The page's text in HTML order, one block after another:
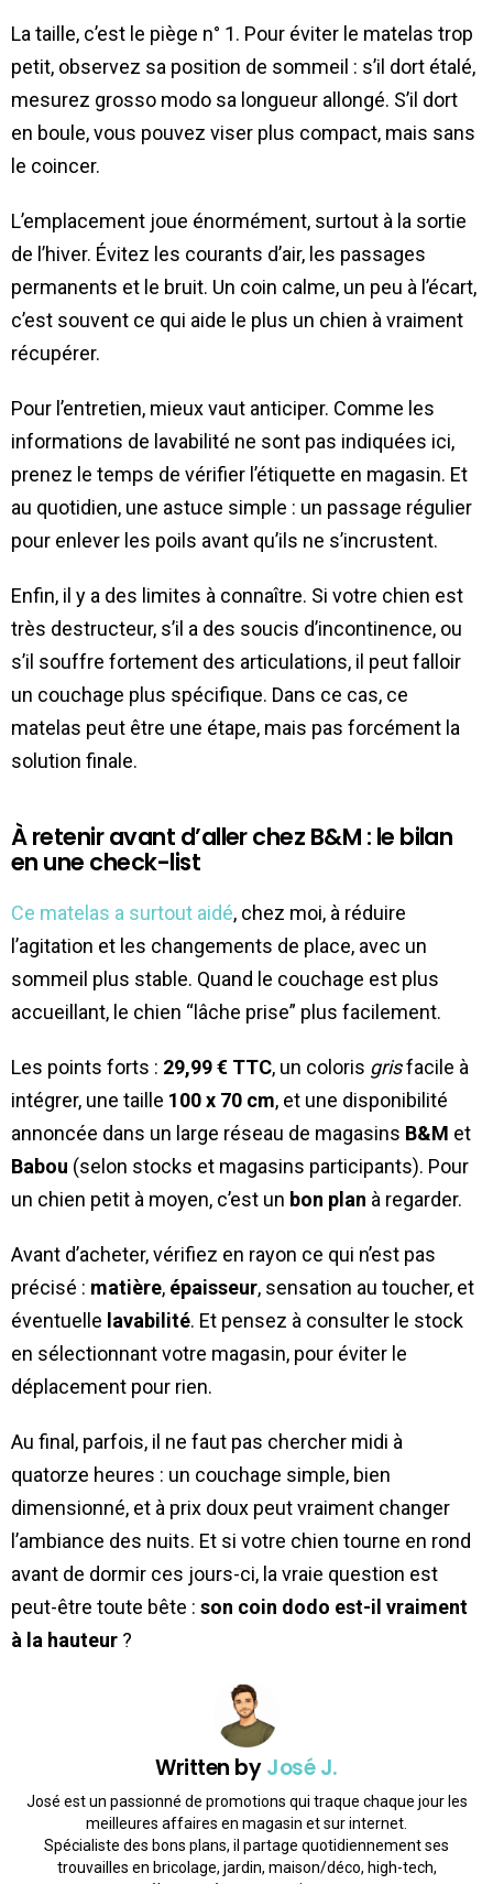
La taille, c’est le piège n° 1. Pour éviter le matelas trop
petit, observez sa position de sommeil : s’il dort étalé,
mesurez grosso modo sa longueur allongé. S’il dort
en boule, vous pouvez viser plus compact, mais sans
le coincer.
L’emplacement joue énormément, surtout à la sortie
de l’hiver. Évitez les courants d’air, les passages
permanents et le bruit. Un coin calme, un peu à l’écart,
c’est souvent ce qui aide le plus un chien à vraiment
récupérer.
Pour l’entretien, mieux vaut anticiper. Comme les
informations de lavabilité ne sont pas indiquées ici,
prenez le temps de vérifier l’étiquette en magasin. Et
au quotidien, une astuce simple : un passage régulier
pour enlever les poils avant qu’ils ne s’incrustent.
Enfin, il y a des limites à connaître. Si votre chien est
très destructeur, s’il a des soucis d’incontinence, ou
s’il souffre fortement des articulations, il peut falloir
un couchage plus spécifique. Dans ce cas, ce
matelas peut être une étape, mais pas forcément la
solution finale.
À retenir avant d’aller chez B&M : le bilan
en une check-list
Ce matelas a surtout aidé, chez moi, à réduire
l’agitation et les changements de place, avec un
sommeil plus stable. Quand le couchage est plus
accueillant, le chien “lâche prise” plus facilement.
Les points forts : 29,99 € TTC, un coloris grisfacile à
intégrer, une taille 100 x 70 cm, et une disponibilité
annoncée dans un large réseau de magasins B&M et
Babou (selon stocks et magasins participants). Pour
un chien petit à moyen, c’est un bon plan à regarder.
Avant d’acheter, vérifiez en rayon ce qui n’est pas
précisé : matière, épaisseur, sensation au toucher, et
éventuelle lavabilité. Et pensez à consulter le stock
en sélectionnant votre magasin, pour éviter le
déplacement pour rien.
Au final, parfois, il ne faut pas chercher midi à
quatorze heures : un couchage simple, bien
dimensionné, et à prix doux peut vraiment changer
l’ambiance des nuits. Et si votre chien tourne en rond
avant de dormir ces jours-ci, la vraie question est
peut-être toute bête : son coin dodo est-il vraiment
à la hauteur ?
Written byJosé J.
José est un passionné de promotions qui traque chaque jour les
meilleures affaires en magasin et sur internet.
Spécialiste des bons plans, il partage quotidiennement ses
trouvailles en bricolage, jardin, maison/déco, high-tech,